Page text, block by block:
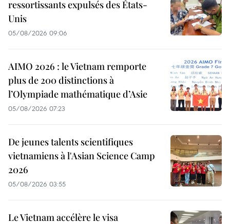
ressortissants expulsés des États-
Unis
05/08/2026 09:06
AIMO 2026 : le Vietnam remporte
plus de 200 distinctions à
l’Olympiade mathématique d’Asie
05/08/2026 07:23
De jeunes talents scientifiques
vietnamiens à l'Asian Science Camp
2026
05/08/2026 03:55
Le Vietnam accélère le visa